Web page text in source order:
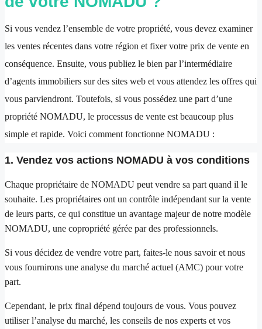
Si vous vendez l’ensemble de votre propriété, vous devez examiner
les ventes récentes dans votre région et fixer votre prix de vente en
conséquence. Ensuite, vous publiez le bien par l’intermédiaire
d’agents immobiliers sur des sites web et vous attendez les offres qui
vous parviendront. Toutefois, si vous possédez une part d’une
propriété NOMADU, le processus de vente est beaucoup plus
simple et rapide. Voici comment fonctionne NOMADU :
1. Vendez vos actions NOMADU à vos conditions
Chaque propriétaire de NOMADU peut vendre sa part quand il le
souhaite. Les propriétaires ont un contrôle indépendant sur la vente
de leurs parts, ce qui constitue un avantage majeur de notre modèle
NOMADU, une copropriété gérée par des professionnels.
Si vous décidez de vendre votre part, faites-le nous savoir et nous
vous fournirons une analyse du marché actuel (AMC) pour votre
part.
Cependant, le prix final dépend toujours de vous. Vous pouvez
utiliser l’analyse du marché, les conseils de nos experts et vos